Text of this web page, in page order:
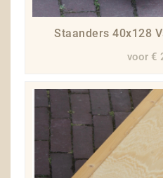
Staanders 40x128
voor €